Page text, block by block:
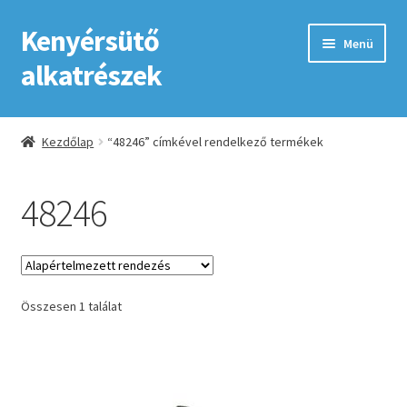
Ugrás
a
navigációhoz
Kilépés
a
tartalomba
Kenyérsütő
alkatrészek
Menü
Kezdőlap
ÁSZF
Fiókom
GYIK
Kezdőlap “48246” címkével rendelkező termékek
48246
Összesen 1 találat